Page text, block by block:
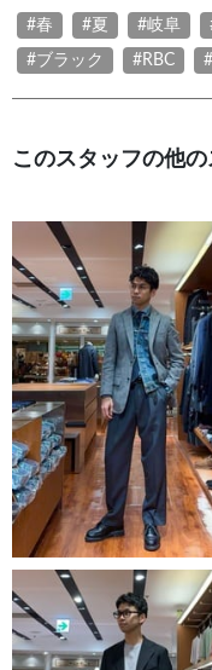
#春 #夏 #岐阜
#ブラック #RBC
このスタッフの他